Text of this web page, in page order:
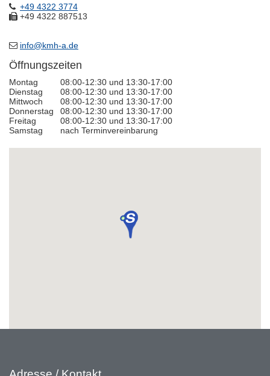
+49 4322 3774
+49 4322 887513
info@kmh-a.de
Öffnungszeiten
Montag
08:00-12:30 und 13:30-17:00
Dienstag
08:00-12:30 und 13:30-17:00
Mittwoch
08:00-12:30 und 13:30-17:00
Donnerstag
08:00-12:30 und 13:30-17:00
Freitag
08:00-12:30 und 13:30-17:00
Samstag
nach Terminvereinbarung